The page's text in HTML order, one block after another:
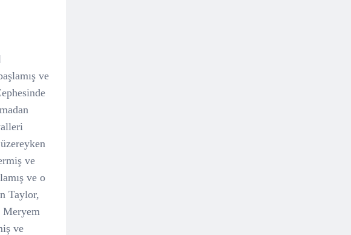
ve
ve
ve o
Taylor,
Meryem
ve